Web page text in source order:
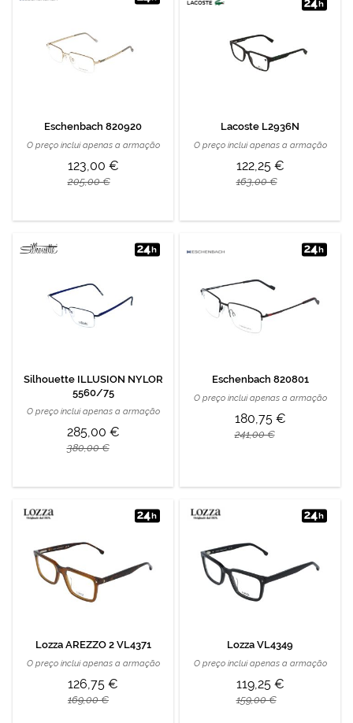
Eschenbach 820920
O preço inclui apenas a armação
123,00 €
205,00 €
Lacoste L2936N
O preço inclui apenas a armação
122,25 €
163,00 €
Silhouette ILLUSION NYLOR
5560/75
O preço inclui apenas a armação
285,00 €
380,00 €
Eschenbach 820801
O preço inclui apenas a armação
180,75 €
241,00 €
Lozza AREZZO 2 VL4371
O preço inclui apenas a armação
126,75 €
169,00 €
Lozza VL4349
O preço inclui apenas a armação
119,25 €
159,00 €